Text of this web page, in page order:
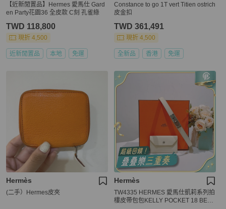
【近新閒置品】Hermes 愛馬仕 Gard
en Party花園36 全皮款 C刻 孔雀綠
TWD 118,800
現折 4,500
近新閒置品 本地 免運
Constance to go 1T vert Titien ostrich
皮金扣
TWD 361,491
現折 4,500
全新品 香港 免運
Hermès
(二手）Hermes皮夾
Hermès
TW4335 HERMES 愛馬仕凱莉系列拍
樓皮帶包包KELLY POCKET 18 BELT